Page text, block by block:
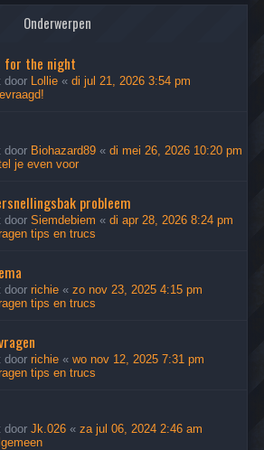
Onderwerpen
for the night
door Lollie « di jul 21, 2026 3:54 pm
door Biohazard89 « di mei 26, 2026 10:20 pm
je even voor
probleem
door Siemdebiem « di apr 28, 2026 8:24 pm
tips en trucs
door richie « zo nov 23, 2025 4:15 pm
tips en trucs
door richie « wo nov 12, 2025 7:31 pm
tips en trucs
door Jk.026 « za jul 06, 2024 2:46 am